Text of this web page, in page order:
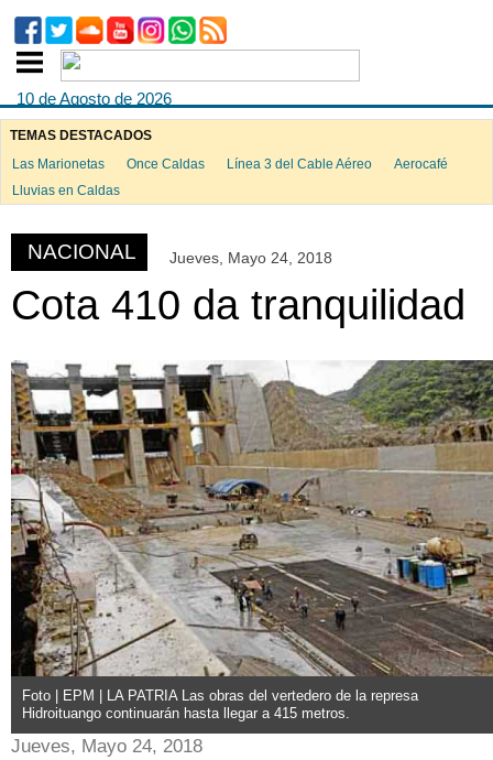
10 de Agosto de 2026
TEMAS DESTACADOS
Las Marionetas
Once Caldas Línea 3 del Cable Aéreo
Aerocafé
Lluvias en Caldas
NACIONAL Jueves, Mayo 24, 2018
Cota 410 da tranquilidad
Foto | EPM | LA PATRIA Las obras del vertedero de la represa
Hidroituango continuarán hasta llegar a 415 metros.
Jueves, Mayo 24, 2018